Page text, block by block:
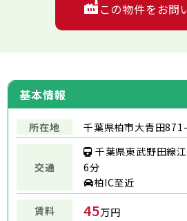
基本情報
所在地 千葉県柏市大青田
交通
千葉県東武野田線
6分
柏IC至近
賃料 45万円
この物件をお問